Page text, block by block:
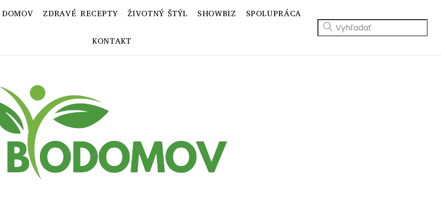
ZDRAVÉ RECEPTY ŽIVOTNÝ ŠTÝL SHOWBIZ SPOLUPRÁCA
KONTAKT